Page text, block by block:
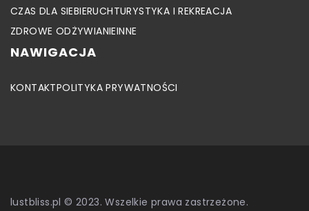
CZAS DLA SIEBIERUCHTURYSTYKA I REKREACJA
ZDROWE ODŻYWIANIEINNE
NAWIGACJA
KONTAKTPOLITYKA PRYWATNOŚCI
lustbliss.pl © 2023. Wszelkie prawa zastrzeżone.